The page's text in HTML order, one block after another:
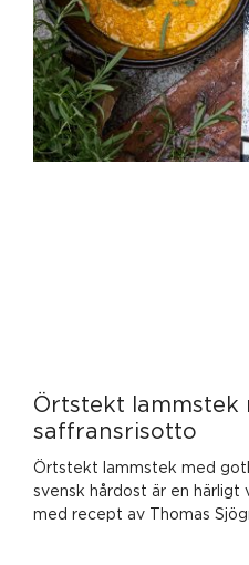
Örtstekt lammstek
saffransrisotto
Örtstekt lammstek med
svensk hårdost är en härligt
med recept av Thomas